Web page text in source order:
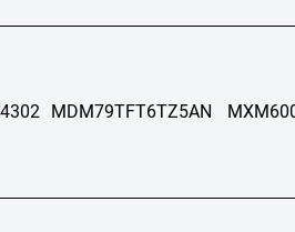
MDM79TFT6TZ5AN